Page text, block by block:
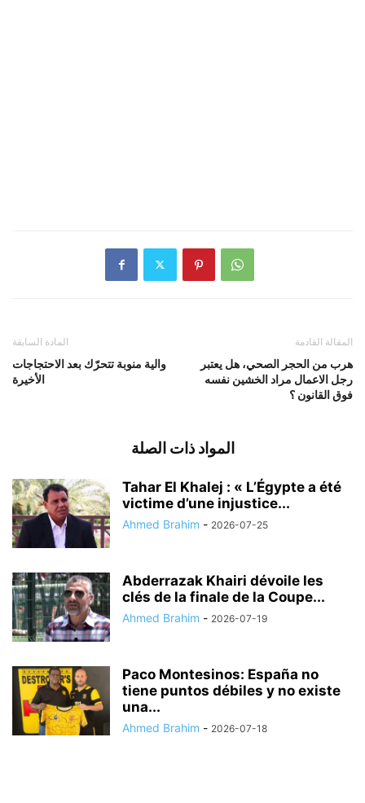
المادة السابقة
والية منوبة تتحرّك بعد الاحتجاجات
الأخيرة
المقالة القادمة
هرب من الحجر الصحي، هل يعتبر
رجل الاعمال مراد الخشين نفسه
فوق القانون ؟
المواد ذات الصلة
Tahar El Khalej : « L’Égypte a été
victime d’une injustice...
Ahmed Brahim - 2026-07-25
Abderrazak Khairi dévoile les
clés de la finale de la Coupe...
Ahmed Brahim - 2026-07-19
Paco Montesinos: España no
tiene puntos débiles y no existe
una...
Ahmed Brahim - 2026-07-18